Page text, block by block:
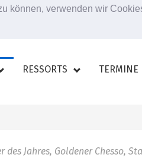
können, verwenden wir
RESSORTS TERMINE
Jahres, Goldener Chesso,